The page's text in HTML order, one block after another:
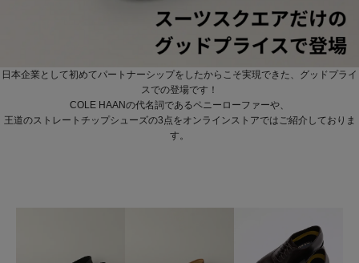
日本企業として初めてパートナーシップをしたからこそ実現できた、グッドプライ
スでの登場です！
COLE HAANの代名詞であるペニーローファーや、
王道のストレートチップシューズの3点をオンラインストアではご紹介しておりま
す。